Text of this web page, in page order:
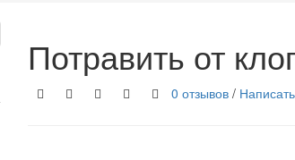
Потравить от
0 отзывов /